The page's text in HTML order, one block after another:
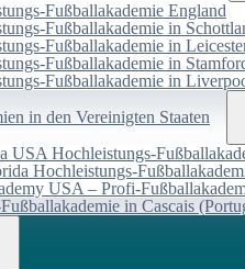
Fußballakademie England
Fußballakademie in
Fußballakademie in
Fußballakademie in
Fußballakademie in
in den Vereinigten Staaten
USA Hochleistungs-
Hochleistungs-
USA – Profi-
in Cascais